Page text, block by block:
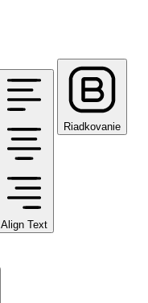
Align Text
Riadkovanie